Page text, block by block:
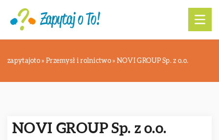
zapytajoto » Przemysł i rolnictwo» NOVI GROUP Sp. z o.o.
NOVI GROUP Sp. z o.o.